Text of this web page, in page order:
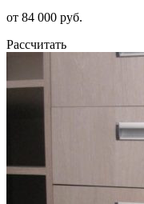
от 84 000 руб.
Рассчитать